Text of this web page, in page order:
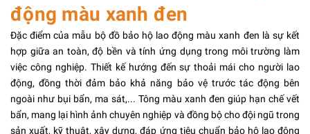
động màu xanh đen
Đặc điểm của mẫu bộ đồ bảo hộ lao động màu xanh đen là sự kết
hợp giữa an toàn, độ bền và tính ứng dụng trong môi trường làm
việc công nghiệp. Thiết kế hướng đến sự thoải mái cho người lao
động, đồng thời đảm bảo khả năng bảo vệ trước tác động bên
ngoài như bụi bẩn, ma sát,... Tông màu xanh đen giúp hạn chế vết
bẩn, mang lại hình ảnh chuyên nghiệp và đồng bộ cho đội ngũ trong
sản xuất, kỹ thuật, xây dựng, đáp ứng tiêu chuẩn bảo hộ lao động